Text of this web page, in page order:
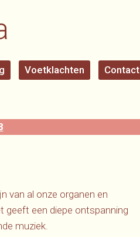
Voetklachten
Contact
van al onze organen en
geeft een diepe ontspanning
muziek.